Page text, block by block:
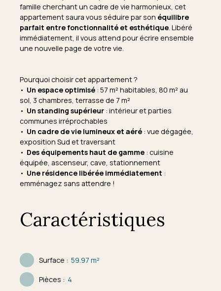
famille cherchant un cadre de vie harmonieux, cet
appartement saura vous séduire par son équilibre
parfait entre fonctionnalité et esthétique . Libéré
immédiatement, il vous attend pour écrire ensemble
une nouvelle page de votre vie.
Pourquoi choisir cet appartement ?
Un espace optimisé : 57 m² habitables, 80 m² au
sol, 3 chambres, terrasse de 7 m²
Un standing supérieur : intérieur et parties
communes irréprochables
Un cadre de vie lumineux et aéré : vue dégagée,
exposition Sud et traversant
Des équipements haut de gamme : cuisine
équipée, ascenseur, cave, stationnement
Une résidence libérée immédiatement :
emménagez sans attendre !
Caractéristiques
Surface : 59.97m²
Pièces : 4